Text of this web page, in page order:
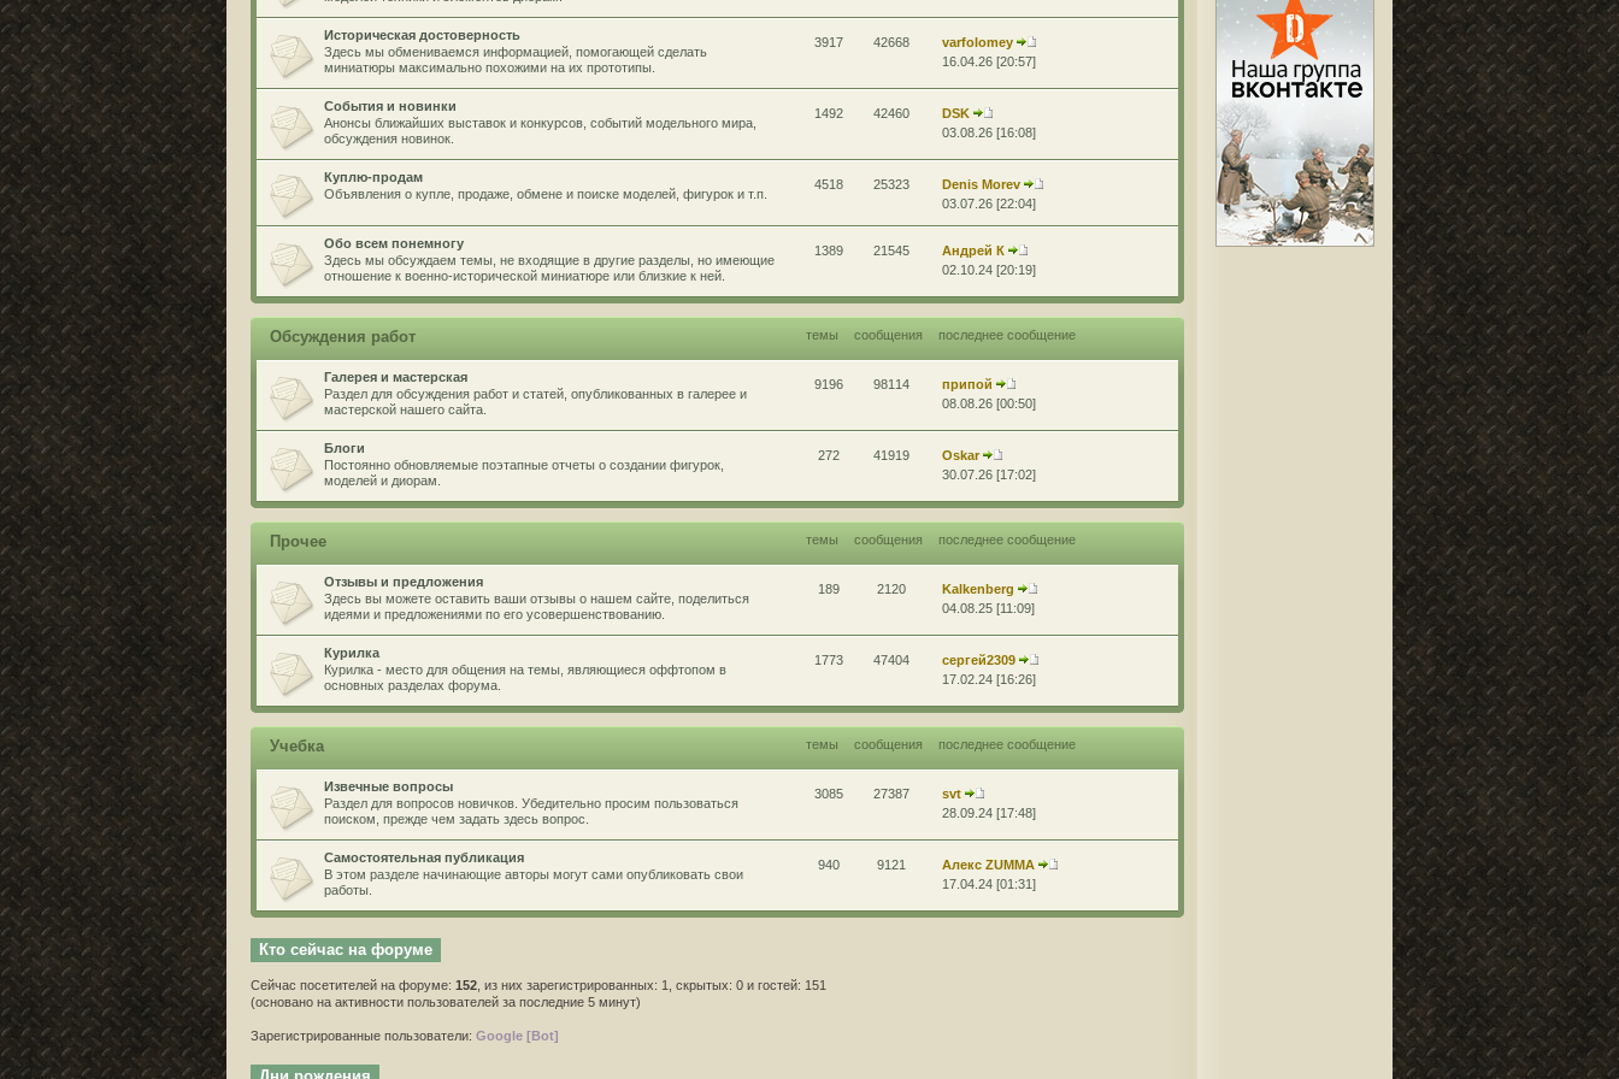
Историческая достоверность
Здесь мы обмениваемся информацией, помогающей сделать
миниатюры максимально похожими на их прототипы.
3917 42668
varfolomey
16.04.26 [20:57]
События и новинки
Анонсы ближайших выставок и конкурсов, событий модельного мира,
обсуждения новинок.
1492 42460
DSK
03.08.26 [16:08]
Куплю-продам
Объявления о купле, продаже, обмене и поиске моделей, фигурок и т.п.
4518 25323
Denis Morev
03.07.26 [22:04]
Обо всем понемногу
Здесь мы обсуждаем темы, не входящие в другие разделы, но имеющие
отношение к военно-исторической миниатюре или близкие к ней.
1389 21545
Андрей К
02.10.24 [20:19]
Обсуждения работ темы сообщения последнее сообщение
Галерея и мастерская
Раздел для обсуждения работ и статей, опубликованных в галерее и
мастерской нашего сайта.
9196 98114
припой
08.08.26 [00:50]
Блоги
Постоянно обновляемые поэтапные отчеты о создании фигурок,
моделей и диорам.
272 41919
Oskar
30.07.26 [17:02]
Прочее темы сообщения последнее сообщение
Отзывы и предложения
Здесь вы можете оставить ваши отзывы о нашем сайте, поделиться
идеями и предложениями по его усовершенствованию.
189 2120
Kalkenberg
04.08.25 [11:09]
Курилка
Курилка - место для общения на темы, являющиеся оффтопом в
основных разделах форума.
1773 47404
сергей2309
17.02.24 [16:26]
Учебка темы сообщения последнее сообщение
Извечные вопросы
Раздел для вопросов новичков. Убедительно просим пользоваться
поиском, прежде чем задать здесь вопрос.
3085 27387
svt
28.09.24 [17:48]
Самостоятельная публикация
В этом разделе начинающие авторы могут сами опубликовать свои
работы.
940 9121
Алекс ZUMMA
17.04.24 [01:31]
Кто сейчас на форуме
Сейчас посетителей на форуме: 152 , из них зарегистрированных: 1, скрытых: 0 и гостей: 151
(основано на активности пользователей за последние 5 минут)
Зарегистрированные пользователи: Google [Bot]